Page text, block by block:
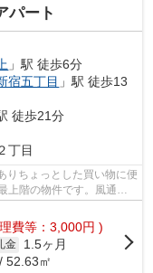
パート
」駅 徒歩6分
宿五丁目 」駅 徒歩13
徒歩21分
丁目
りちょっとした買い物に便
階の物件です。風通し
費等：3,000円 )
金
1.5ヶ月
52.63㎡